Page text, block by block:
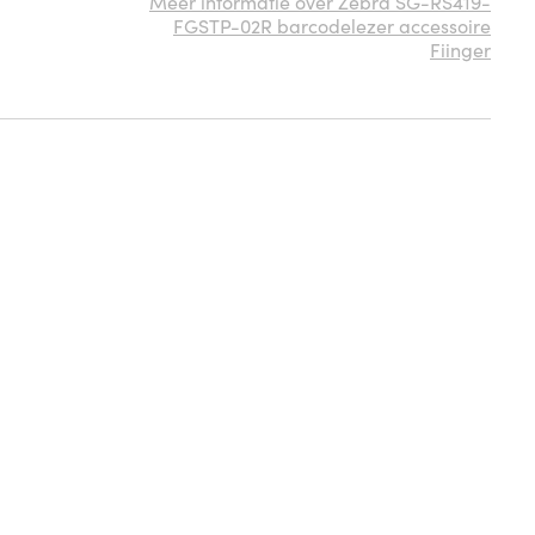
FGSTP-02R barcodelezer accessoire
Fiinger